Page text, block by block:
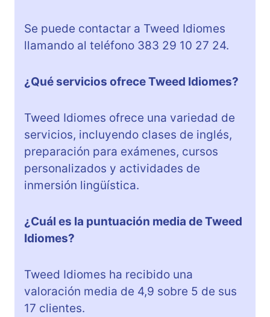
Se puede contactar a Tweed Idiomes
llamando al teléfono 383 29 10 27 24.
¿Qué servicios ofrece Tweed Idiomes?
Tweed Idiomes ofrece una variedad de
servicios, incluyendo clases de inglés,
preparación para exámenes, cursos
personalizados y actividades de
inmersión lingüística.
¿Cuál es la puntuación media de Tweed
Idiomes?
Tweed Idiomes ha recibido una
valoración media de 4,9 sobre 5 de sus
17 clientes.